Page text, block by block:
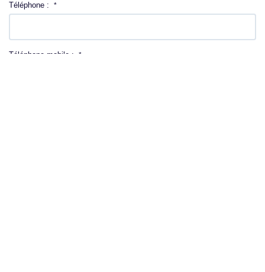
Téléphone : *
Téléphone mobile : *